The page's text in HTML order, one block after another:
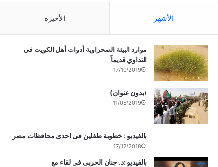
الأشهر الأخيرة
موارد البيئة الصحراوية أدوات أهل الكويت في
التداوي قديماً
17/10/2019
(بدون عنوان)
11/05/2019
بالفيديو : خطوبة طفلين فى احدى محافظات مصر
17/12/2018
بالفيديو :د. جنان الحربى فى لقاء مع